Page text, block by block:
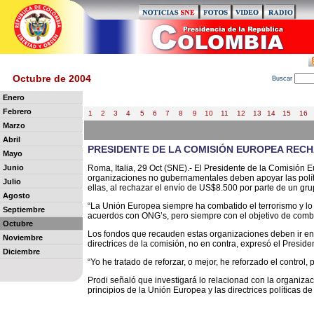
Octubre de 2004 Buscar
Enero
Febrero
Marzo
Abril
Mayo
Junio
Julio
Agosto
Septiembre
Octubre
Noviembre
Diciembre
1 2 3 4 5 6 7 8 9 10 11 12 13 14 15 16
PRESIDENTE DE LA COMISIÓN EUROPEA
Roma, Italia, 29 Oct (SNE).- El Presidente de la Comisión
organizaciones no gubernamentales deben apoyar las
ellas, al rechazar el envío de US$8.500 por parte de un
“La Unión Europea siempre ha combatido el terrorismo y
acuerdos con ONG’s, pero siempre con el objetivo de
Los fondos que recauden estas organizaciones deben ir
directrices de la comisión, no en contra, expresó el
“Yo he tratado de reforzar, o mejor, he reforzado el
Prodi señaló que investigará lo relacionad con la
principios de la Unión Europea y las directrices políticas de